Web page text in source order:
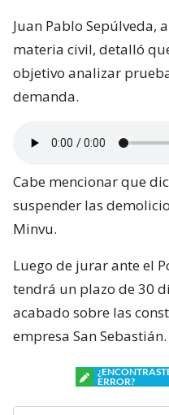
Juan Pablo Sepúlveda,
materia civil, detalló
objetivo analizar
demanda.
Cabe mencionar que
suspender las
Minvu.
Luego de jurar ante el
tendrá un plazo de 30
acabado sobre las
empresa San Sebastián.
ERROR?